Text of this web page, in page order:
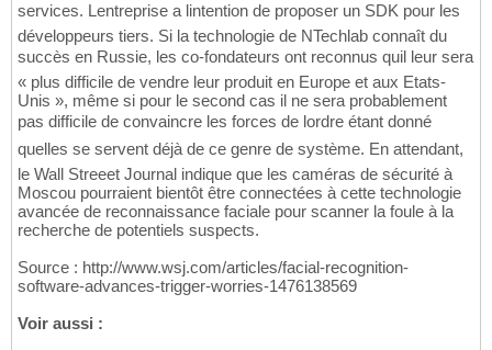
services. Lentreprise a lintention de proposer un SDK pour les
développeurs tiers. Si la technologie de NTechlab connaît du
succès en Russie, les co-fondateurs ont reconnus quil leur sera
« plus difficile de vendre leur produit en Europe et aux Etats-
Unis », même si pour le second cas il ne sera probablement
pas difficile de convaincre les forces de lordre étant donné
quelles se servent déjà de ce genre de système. En attendant,
le Wall Streeet Journal indique que les caméras de sécurité à
Moscou pourraient bientôt être connectées à cette technologie
avancée de reconnaissance faciale pour scanner la foule à la
recherche de potentiels suspects.
Source : http://www.wsj.com/articles/facial-recognition-
software-advances-trigger-worries-1476138569
Voir aussi :